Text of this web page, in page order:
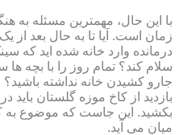
با این حال، مهمترین مسئله به
زمان است. آیا تا به حال بعد از
درمانده وارد خانه شده اید که
سلام کند؟ تمام روز را با بچه
جارو کشیدن خانه نداشته باشید؟
بازدید از کاخ موزه گلستان باید
بکشید. این جاست که موضوع به
میان می آید.